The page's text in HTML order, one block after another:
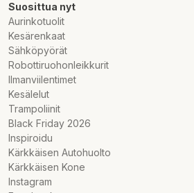
Suosittua nyt
Aurinkotuolit
Kesärenkaat
Sähköpyörät
Robottiruohonleikkurit
Ilmanviilentimet
Kesälelut
Trampoliinit
Black Friday 2026
Inspiroidu
Kärkkäisen Autohuolto
Kärkkäisen Kone
Instagram